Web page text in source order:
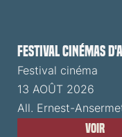
Festival cinémas
Festival cinéma
13 AOÛT 2026
All. Ernest-
Voir